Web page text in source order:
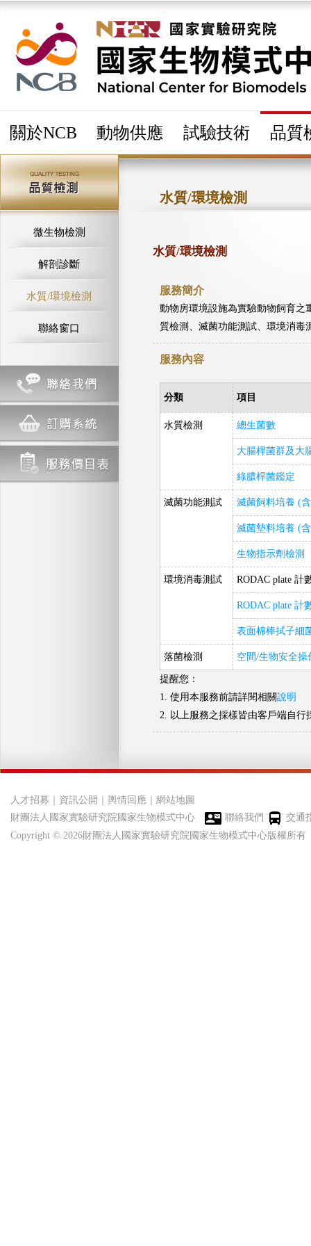
關於NCB 動物供應 試驗技術 品質
微生物檢測
解剖診斷
水質/環境檢測
聯絡窗口
水質/環境檢測
水質/環境檢測
服務簡介
動物房環境設施為實驗動物飼育之
質檢測、滅菌功能測試、環境消毒
服務內容
分類 項目
水質檢測 總生菌數
大腸桿菌群及大
綠膿桿菌鑑定
滅菌功能測試 滅菌飼料培養 (
滅菌墊料培養 (
生物指示劑檢測
環境消毒測試 RODAC plate 計
RODAC plate 計
表面棉棒拭子細
落菌檢測 空間/生物安全操
提醒您：
1. 使用本服務前請詳閱相關說明
2. 以上服務之採樣皆由客戶端自
人才招募 資訊公開 輿情回應
網站地圖
財團法人國家實驗研究院國家生物模式中心
聯絡我們
交通
Copyright © 2026財團法人國家實驗研究院國家生物模式中心版權